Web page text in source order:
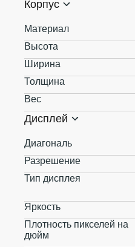
Корпус
Материал
Высота
Ширина
Толщина
Вес
Дисплей
Диагональ
Разрешение
Тип дисплея
Яркость
Плотность пикселей на
дюйм